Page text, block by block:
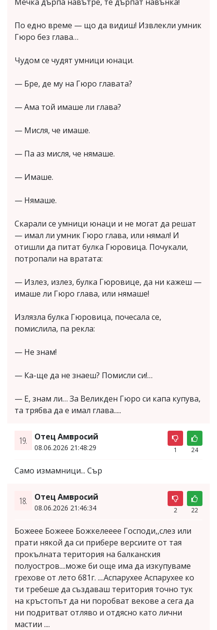
По едно време — що да видиш! Извлекли умник
Гюро без глава…
Чудом се чудят умници юнаци.
— Бре, де му на Гюро главата?
— Ама той имаше ли глава?
— Мисля, че имаше.
— Па аз мисля, че нямаше.
— Имаше.
— Нямаше.
Скарали се умници юнаци и не могат да решат
— имал ли умник Гюро глава, или нямал! И
отишли да питат булка Гюровица. Почукали,
потропали на вратата:
— Излез, излез, булка Гюровице, да ни кажеш —
имаше ли Гюро глава, или нямаше!
Излязла булка Гюровица, почесала се,
помислила, па рекла:
— Не знам!
— Ка-ще да не знаеш? Помисли си!…
— Е, знам ли… За Великден Гюро си капа купува,
та трябва да е имал глава.....
19. Отец Амвросий
08.06.2026 21:48:29 1 24
Само измамници... Сър
18. Отец Амвросий
08.06.2026 21:46:34 2 22
Божеее Божеее Божкелееее Господи,,слез или
прати някой да си прибере версиите от тая
прокълната територия на балканския
полуостров....може би още има да изкупуваме
грехове от лето 681г. ....Аспарухее Аспарухее ко
ти требеше да създаваш територия точно тук
на кръстопът да ни поробват векове а сега да
ни подритват отляво и отдясно като лични
мастии ....